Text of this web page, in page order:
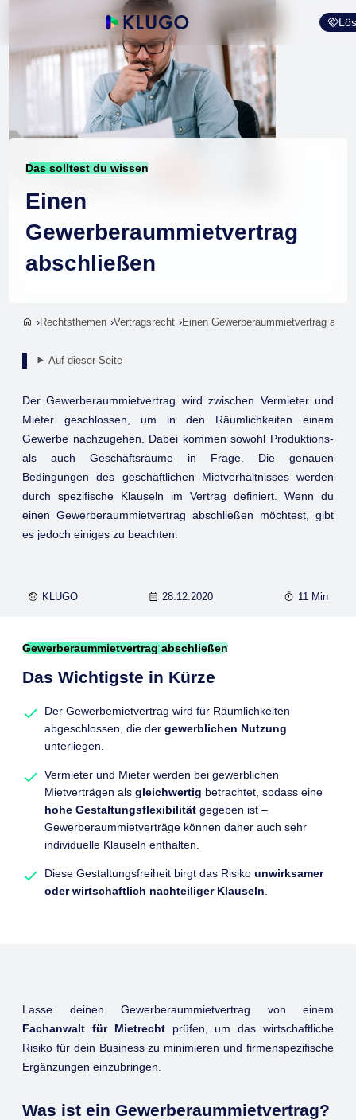
Das solltest du wissen
Einen
Gewerberaummietvertrag
abschließen
Rechtsthemen Vertragsrecht Einen Gewerberaummietvertrag
Auf dieser Seite
Der Gewerberaummietvertrag wird zwischen Vermieter und
Mieter geschlossen, um in den Räumlichkeiten einem
Gewerbe nachzugehen. Dabei kommen sowohl Produktions-
als auch Geschäftsräume in Frage. Die genauen
Bedingungen des geschäftlichen Mietverhältnisses werden
durch spezifische Klauseln im Vertrag definiert. Wenn du
einen Gewerberaummietvertrag abschließen möchtest, gibt
es jedoch einiges zu beachten.
KLUGO 28.12.2020 11 Min
Gewerberaummietvertrag abschließen
Das Wichtigste in Kürze
Der Gewerbemietvertrag wird für Räumlichkeiten
abgeschlossen, die der gewerblichen Nutzung
unterliegen.
Vermieter und Mieter werden bei gewerblichen
Mietverträgen als gleichwertig betrachtet, sodass eine
hohe Gestaltungsflexibilität gegeben ist –
Gewerberaummietverträge können daher auch sehr
individuelle Klauseln enthalten.
Diese Gestaltungsfreiheit birgt das Risiko unwirksamer
oder wirtschaftlich nachteiliger Klauseln.
Lasse deinen Gewerberaummietvertrag von einem
Fachanwalt für Mietrechtprüfen, um das wirtschaftliche
Risiko für dein Business zu minimieren und firmenspezifische
Ergänzungen einzubringen.
Was ist ein Gewerberaummietvertrag?